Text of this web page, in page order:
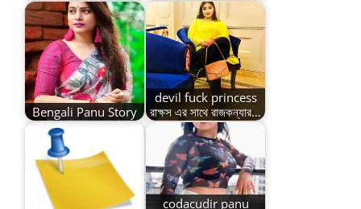
Bengali Panu Story
devil fuck princess
রাক্ষস এর সাথে রাজকন্যার…
codacudir panu